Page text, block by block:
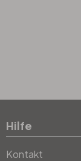
Hilfe
Kontakt